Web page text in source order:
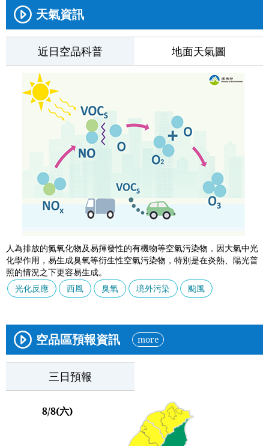
天氣資訊
近日空品科普 地面天氣圖
人為排放的氮氧化物及易揮發性的有機物等空氣污染物，因大氣中光
化學作用，易生成臭氧等衍生性空氣污染物，特別是在炎熱、陽光普
照的情況之下更容易生成。
光化反應
西風 臭氧 境外污染 颱風
空品區預報資訊 more
三日預報
8/8(六)